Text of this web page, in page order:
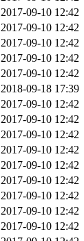
2017-09-10 12:42
2017-09-10 12:42
2017-09-10 12:42
2017-09-10 12:42
2017-09-10 12:42
2018-09-18 17:39
2017-09-10 12:42
2017-09-10 12:42
2017-09-10 12:42
2017-09-10 12:42
2017-09-10 12:42
2017-09-10 12:42
2017-09-10 12:42
2017-09-10 12:42
2017-09-10 12:42